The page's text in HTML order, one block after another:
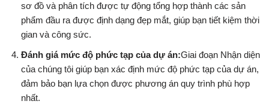
sơ đồ và phân tích được tự động tổng hợp thành các sản
phẩm đầu ra được định dạng đẹp mắt, giúp bạn tiết kiệm thời
gian và công sức.
Đánh giá mức độ phức tạp của dự án:Giai đoạn Nhận diện
của chúng tôi giúp bạn xác định mức độ phức tạp của dự án,
đảm bảo bạn lựa chọn được phương án quy trình phù hợp
nhất.